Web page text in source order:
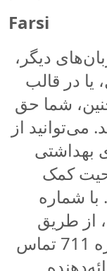
Farsi
دیگر،
در قالب
شما حق
می‌توانید از
بهداشتی
کمک
شماره
از طریق
دستگاه تله‌تایپ (TTY) با شماره 711 تماس